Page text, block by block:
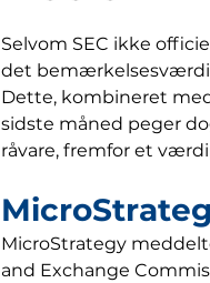
Selvom SEC ikke
det
Dette, kombineret
sidste måned peger
råvare, fremfor et
MicroStrategy
and Exchange